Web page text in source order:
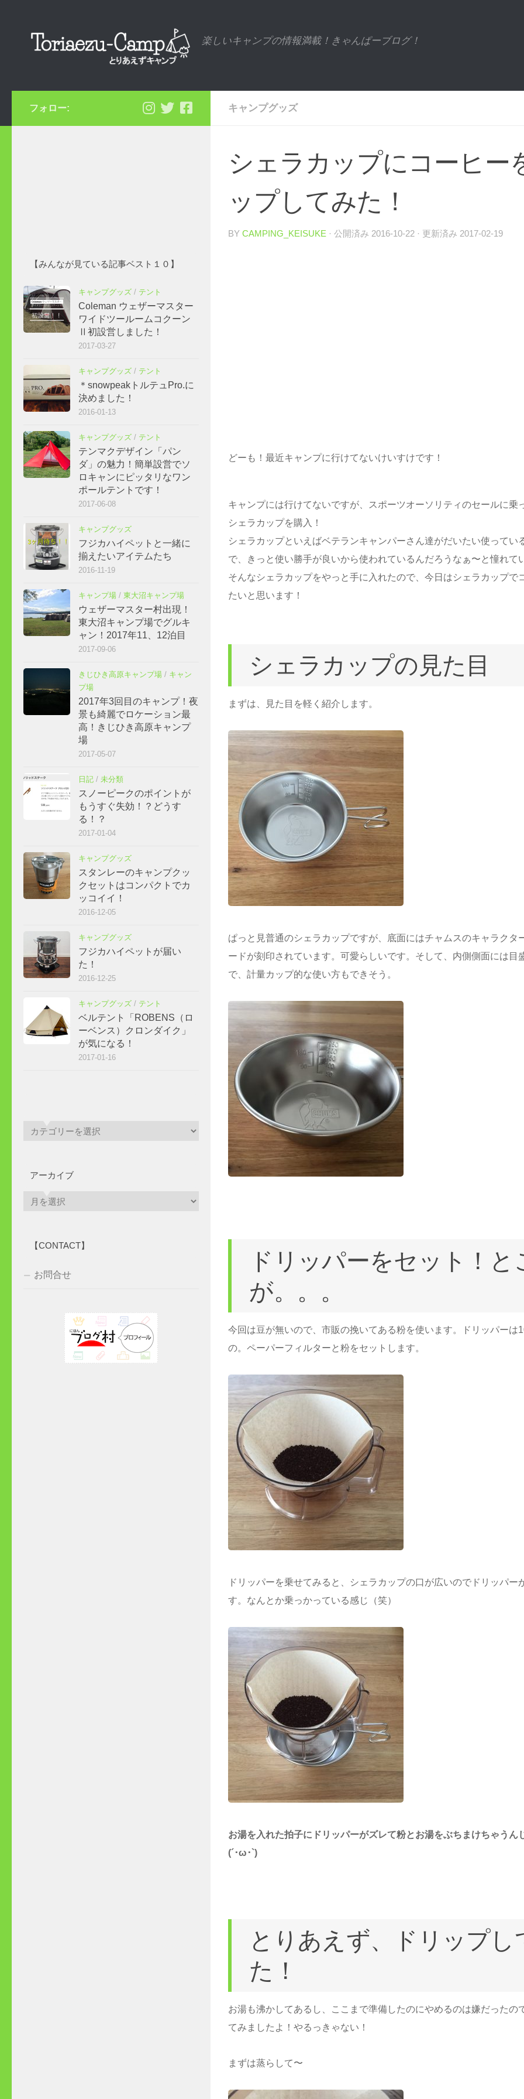
楽しいキャンプの情報満載！きゃんぱーブログ！
キャンプグッズ
シェラカップにコーヒー
ップしてみた！
BY CAMPING_KEISUKE · 公開済み 2016-10-22 · 更新済み 2017-02-19
どーも！最近キャンプに行けてないけいすけです！
キャンプには行けてないですが、スポーツオーソリティのセールに乗
シェラカップを購入！
シェラカップといえばベテランキャンパーさん達がだいたい使ってい
で、きっと使い勝手が良いから使われているんだろうなぁ〜と憧れて
そんなシェラカップをやっと手に入れたので、今日はシェラカップで
たいと思います！
シェラカップの見た目
まずは、見た目を軽く紹介します。
ぱっと見普通のシェラカップですが、底面にはチャムスのキャラクタ
ードが刻印されています。可愛らしいです。そして、内側側面には目
で、計量カップ的な使い方もできそう。
ドリッパーをセット！と
が。。。
今回は豆が無いので、市販の挽いてある粉を使います。ドリッパーは
の。ペーパーフィルターと粉をセットします。
ドリッパーを乗せてみると、シェラカップの口が広いのでドリッパー
す。なんとか乗っかっている感じ（笑）
お湯を入れた拍子にドリッパーがズレて粉とお湯をぶちまけちゃうん
(´･ω･`)
とりあえず、ドリップし
た！
お湯も沸かしてあるし、ここまで準備したのにやめるのは嫌だったの
てみましたよ！やるっきゃない！
まずは蒸らして〜
フォロー:
【みんなが見ている記事ベスト１０】
キャンプグッズ / テント
Coleman ウェザーマスター
ワイドツールームコクーン
Ⅱ初設営しました！
2017-03-27
キャンプグッズ / テント
＊snowpeakトルテュPro.に
決めました！
2016-01-13
キャンプグッズ / テント
テンマクデザイン「パン
ダ」の魅力！簡単設営でソ
ロキャンにピッタリなワン
ポールテントです！
2017-06-08
キャンプグッズ
フジカハイペットと一緒に
揃えたいアイテムたち
2016-11-19
キャンプ場 / 東大沼キャンプ場
ウェザーマスター村出現！
東大沼キャンプ場でグルキ
ャン！2017年11、12泊目
2017-09-06
きじひき高原キャンプ場 / キャン
プ場
2017年3回目のキャンプ！夜
景も綺麗でロケーション最
高！きじひき高原キャンプ
場
2017-05-07
日記 / 未分類
スノーピークのポイントが
もうすぐ失効！？どうす
る！？
2017-01-04
キャンプグッズ
スタンレーのキャンプクッ
クセットはコンパクトでカ
ッコイイ！
2016-12-05
キャンプグッズ
フジカハイペットが届い
た！
2016-12-25
キャンプグッズ / テント
ベルテント「ROBENS（ロ
ーベンス）クロンダイク」
が気になる！
2017-01-16
アーカイブ
【CONTACT】
お問合せ